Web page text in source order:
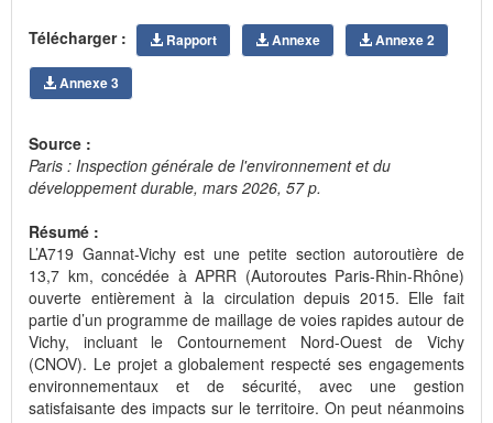
Télécharger : Rapport Annexe Annexe 2
Annexe 3
Source :
Paris : Inspection générale de l'environnement et du
développement durable, mars 2026, 57 p.
Résumé :
L’A719 Gannat-Vichy est une petite section autoroutière de
13,7 km, concédée à APRR (Autoroutes Paris-Rhin-Rhône)
ouverte entièrement à la circulation depuis 2015. Elle fait
partie d’un programme de maillage de voies rapides autour de
Vichy, incluant le Contournement Nord-Ouest de Vichy
(CNOV). Le projet a globalement respecté ses engagements
environnementaux et de sécurité, avec une gestion
satisfaisante des impacts sur le territoire. On peut néanmoins